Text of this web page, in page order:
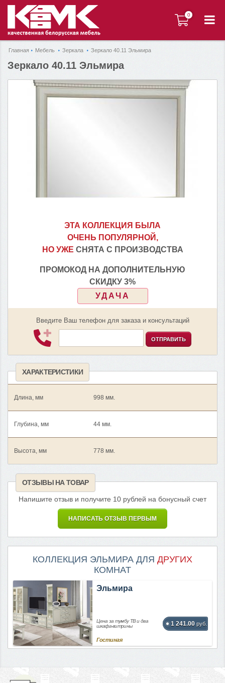
0
0
Главная Мебель Зеркала Зеркало 40.11 Эльмира
Зеркало 40.11 Эльмира
ЭТА КОЛЛЕКЦИЯ БЫЛА
ОЧЕНЬ ПОПУЛЯРНОЙ,
НО УЖЕ СНЯТА С ПРОИЗВОДСТВА
ПРОМОКОД НА ДОПОЛНИТЕЛЬНУЮ
СКИДКУ 3%
УДАЧА
Введите Ваш телефон для заказа и консультаций
ОТПРАВИТЬ
ХАРАКТЕРИСТИКИ
Длина, мм 998 мм.
Глубина, мм 44 мм.
Высота, мм 778 мм.
ОТЗЫВЫ НА ТОВАР
Напишите отзыв и получите 10 рублей на бонусный счет
НАПИСАТЬ ОТЗЫВ ПЕРВЫМ
КОЛЛЕКЦИЯ ЭЛЬМИРА ДЛЯ ДРУГИХ
КОМНАТ
Эльмира
Цена за тумбу ТВ и два
шкафа-витрины
1 241.00 руб.
Гостиная